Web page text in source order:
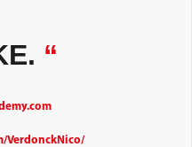
“
VerdonckNico/